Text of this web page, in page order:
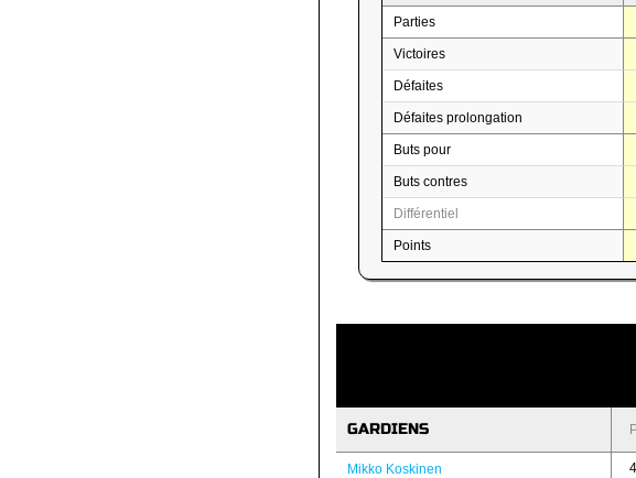
Parties
Victoires
Défaites
Défaites prolongation
Buts pour
Buts contres
Différentiel
Points
GARDIENS
Mikko Koskinen